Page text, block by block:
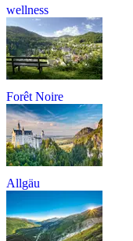
wellness
Forêt Noire
Allgäu